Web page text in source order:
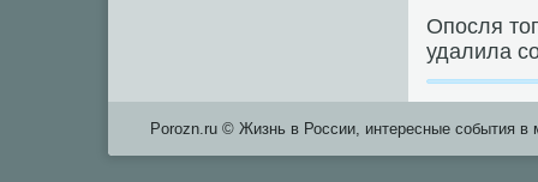
Опοсля
удалила
Porozn.ru © Жизнь в России, интересные события в